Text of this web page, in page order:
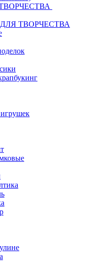
ТВОРЧЕСТВА